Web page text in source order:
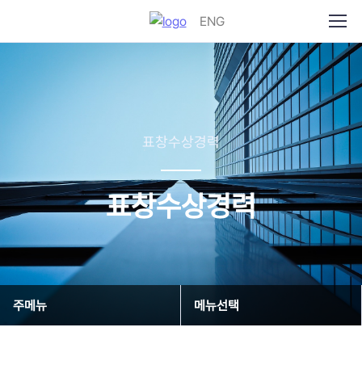
ENG
표창수상경력
표창수상경력